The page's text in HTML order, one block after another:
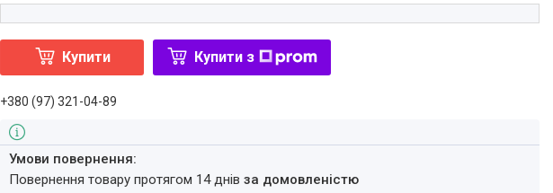
Купити Купити з
+380 (97) 321-04-89
повернення товару протягом 14 днівза домовленістю